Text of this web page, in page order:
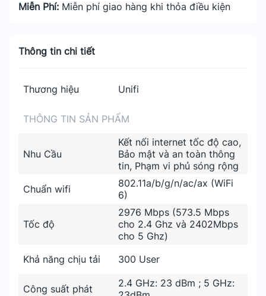
Miễn Phí: Miễn phí giao hàng khi thỏa điều kiện
Thông tin chi tiết
Thương hiệu Unifi
THÔNG TIN SẢN PHẨM
Nhu Cầu
Kết nối internet tốc độ cao,
Bảo mật và an toàn thông
tin, Phạm vi phủ sóng rộng
Chuẩn wifi
802.11a/b/g/n/ac/ax (WiFi
6)
Tốc độ
2976 Mbps (573.5 Mbps
cho 2.4 Ghz và 2402Mbps
cho 5 Ghz)
Khả năng chịu tải
300 User
Công suất phát
2.4 GHz: 23 dBm ; 5 GHz: